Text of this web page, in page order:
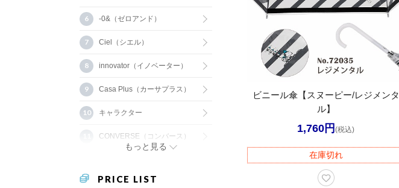
-0&（ゼロアンド）
Ciel（シエル）
innovator（イノベーター）
Casa Plus（カーサプラス）
キャラクター
CONVERSE（コンバース）
もっと見る
PRICE LIST
ビニール傘【スヌーピー/レジメンタ
ル】
1,760円 (税込)
在庫切れ